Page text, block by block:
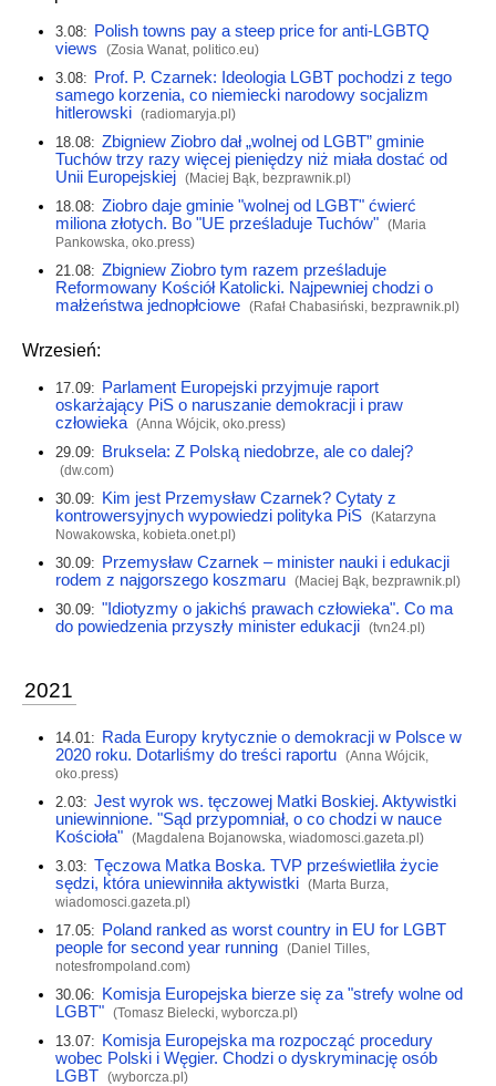
3.08: Polish towns pay a steep price for anti-LGBTQ
views
(Zosia Wanat, politico.eu)
3.08: Prof. P. Czarnek: Ideologia LGBT pochodzi z tego
samego korzenia, co niemiecki narodowy socjalizm
hitlerowski (radiomaryja.pl)
18.08: Zbigniew Ziobro dał „wolnej od LGBT” gminie
Tuchów trzy razy więcej pieniędzy niż miała dostać od
Unii Europejskiej (Maciej Bąk, bezprawnik.pl)
18.08: Ziobro daje gminie "wolnej od LGBT" ćwierć
miliona złotych. Bo "UE prześladuje Tuchów" (Maria
Pankowska, oko.press)
21.08: Zbigniew Ziobro tym razem prześladuje
Reformowany Kościół Katolicki. Najpewniej chodzi o
małżeństwa jednopłciowe (Rafał Chabasiński, bezprawnik.pl)
Wrzesień:
17.09: Parlament Europejski przyjmuje raport
oskarżający PiS o naruszanie demokracji i praw
człowieka (Anna Wójcik, oko.press)
29.09: Bruksela: Z Polską niedobrze, ale co dalej?
(dw.com)
30.09: Kim jest Przemysław Czarnek? Cytaty z
kontrowersyjnych wypowiedzi polityka PiS (Katarzyna
Nowakowska, kobieta.onet.pl)
30.09: Przemysław Czarnek – minister nauki i edukacji
rodem z najgorszego koszmaru (Maciej Bąk, bezprawnik.pl)
30.09: "Idiotyzmy o jakichś prawach człowieka". Co ma
do powiedzenia przyszły minister edukacji (tvn24.pl)
2021
14.01: Rada Europy krytycznie o demokracji w Polsce w
2020 roku. Dotarliśmy do treści raportu (Anna Wójcik,
oko.press)
2.03: Jest wyrok ws. tęczowej Matki Boskiej. Aktywistki
uniewinnione. "Sąd przypomniał, o co chodzi w nauce
Kościoła" (Magdalena Bojanowska, wiadomosci.gazeta.pl)
3.03: Tęczowa Matka Boska. TVP prześwietliła życie
sędzi, która uniewinniła aktywistki (Marta Burza,
wiadomosci.gazeta.pl)
17.05: Poland ranked as worst country in EU for LGBT
people for second year running (Daniel Tilles,
notesfrompoland.com)
30.06: Komisja Europejska bierze się za "strefy wolne od
LGBT" (Tomasz Bielecki, wyborcza.pl)
13.07: Komisja Europejska ma rozpocząć procedury
wobec Polski i Węgier. Chodzi o dyskryminację osób
LGBT (wyborcza.pl)